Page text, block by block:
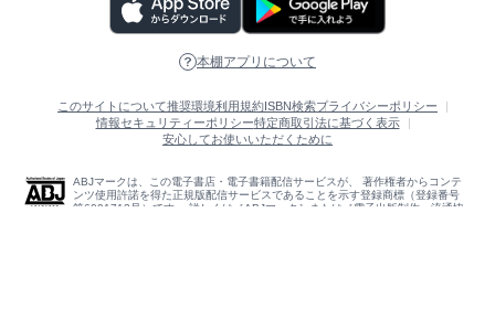
本棚アプリについて
このサイトについて推奨環境利用規約ISBN検索プライバシーポリシー
情報セキュリティーポリシー特定商取引法に基づく表示
安心してお使いいただくために
ABJマークは、この電子書店・電子書籍配信サービスが、 著作権者からコンテ
ンツ使用許諾を得た正規版配信サービスであることを示す登録商標（登録番号
第6091713号）です。 詳しくは［ABJマーク］または［電子出版制作・流通協